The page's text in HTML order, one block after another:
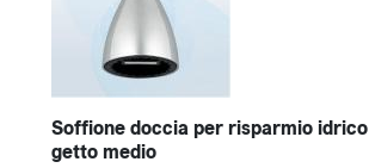
Soffione doccia per risparmio idrico
getto medio